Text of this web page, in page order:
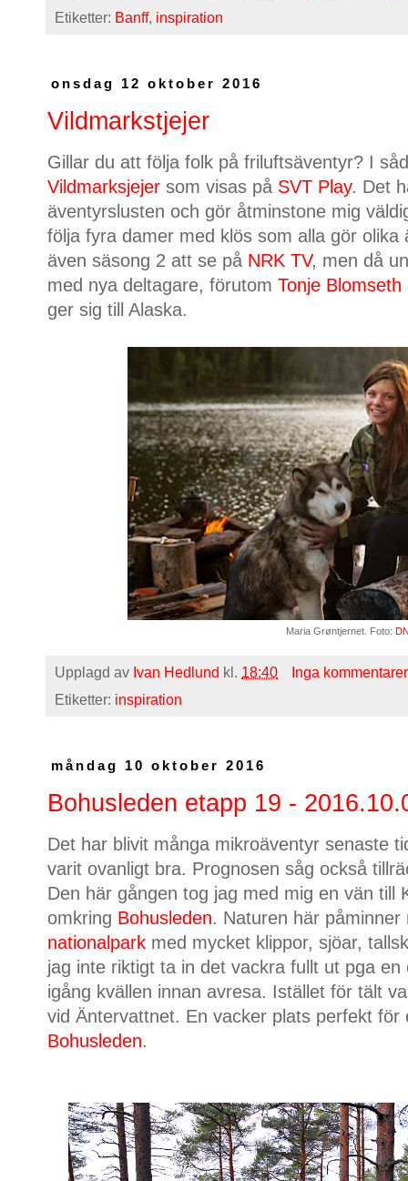
Etiketter: Banff, inspiration
onsdag 12 oktober 2016
Vildmarkstjejer
Gillar du att följa folk på friluftsäventyr? I
Vildmarksjejer som visas på SVT Play. Det
äventyrslusten och gör åtminstone mig
följa fyra damer med klös som alla gör
även säsong 2 att se på NRK TV, men då
med nya deltagare, förutom Tonje Blomseth
ger sig till Alaska.
Maria Grøntjernet. Foto:
Upplagd av Ivan Hedlund kl. 18:40
Inga
Etiketter: inspiration
måndag 10 oktober 2016
Bohusleden etapp 19 -
Det har blivit många mikroäventyr senaste
varit ovanligt bra. Prognosen såg också
Den här gången tog jag med mig en vän till
omkring Bohusleden. Naturen här
nationalpark med mycket klippor, sjöar,
jag inte riktigt ta in det vackra fullt ut pga
igång kvällen innan avresa. Istället för tält
vid Äntervattnet. En vacker plats perfekt
Bohusleden.